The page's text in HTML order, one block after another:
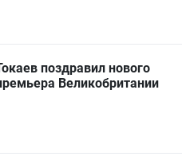
поздравил нового
Великобритании